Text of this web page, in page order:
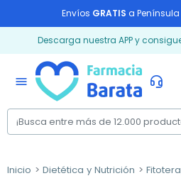
Envíos GRATIS a
Descarga nuestra APP y
menu
Inicio Dietética y Nutrición